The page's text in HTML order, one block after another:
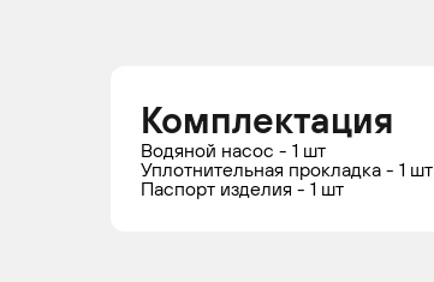
Комплектация
Водяной насос - 1 шт
Уплотнительная прокладка - 1 шт
Паспорт изделия - 1 шт